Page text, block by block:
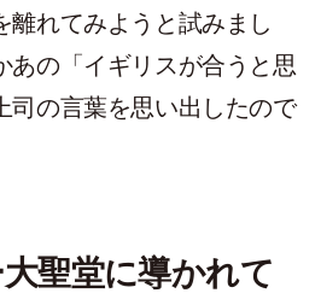
離れてみようと試みまし
あの「イギリスが合うと思
司の言葉を思い出したので
聖堂に導かれて